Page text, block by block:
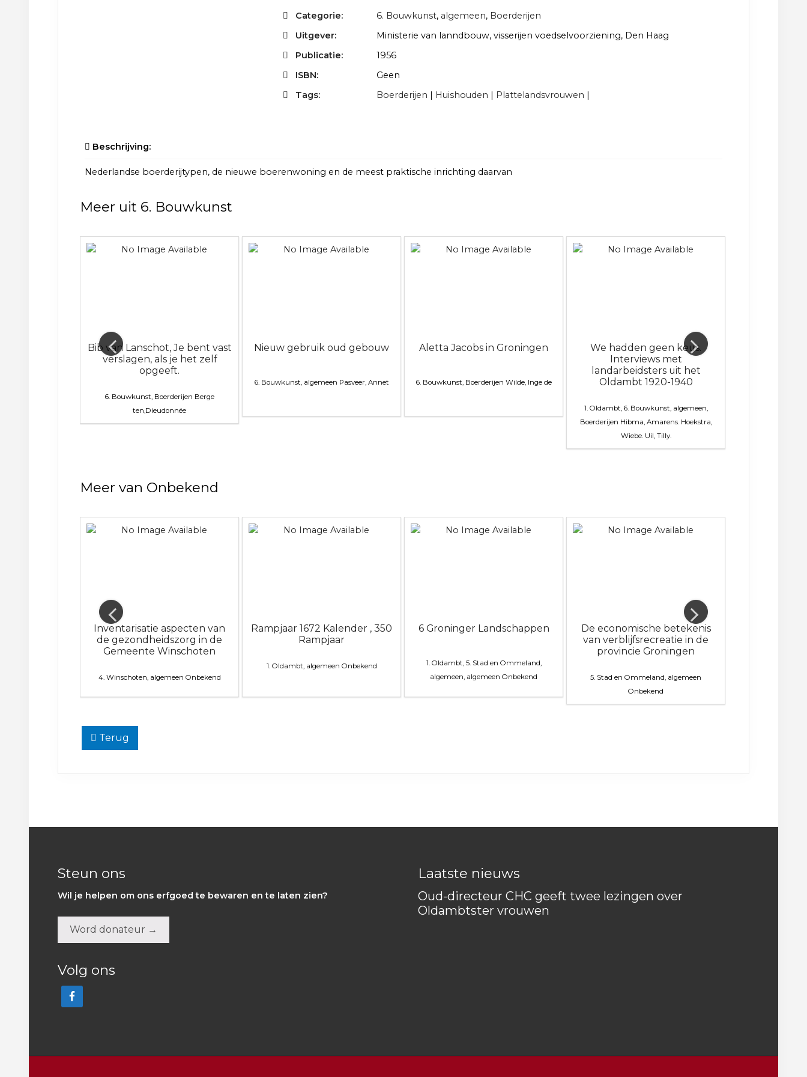
Categorie:
6. Bouwkunst, algemeen, Boerderijen
Uitgever:
Ministerie van lanndbouw, visserijen voedselvoorziening, Den Haag
Publicatie:
1956
ISBN:
Geen
Tags:
Boerderijen Huishouden Plattelandsvrouwen
Beschrijving:
Nederlandse boerderijtypen, de nieuwe boerenwoning en de meest praktische inrichting daarvan
Meer uit 6. Bouwkunst
Bib van Lanschot, Je bent vast
verslagen, als je het zelf
opgeeft.
6. Bouwkunst, Boerderijen Berge
ten,Dieudonnée
Nieuw gebruik oud gebouw
6. Bouwkunst, algemeen Pasveer, Annet
Aletta Jacobs in Groningen
6. Bouwkunst, Boerderijen Wilde, Inge de
We hadden geen keus.
Interviews met
landarbeidsters uit het
Oldambt 1920-1940
1. Oldambt, 6. Bouwkunst, algemeen,
Boerderijen Hibma, Amarens. Hoekstra,
Wiebe. Uil, Tilly.
Meer van Onbekend
Inventarisatie aspecten van
de gezondheidszorg in de
Gemeente Winschoten
4. Winschoten, algemeen Onbekend
Rampjaar 1672 Kalender , 350
Rampjaar
1. Oldambt, algemeen Onbekend
6 Groninger Landschappen
1. Oldambt, 5. Stad en Ommeland,
algemeen, algemeen Onbekend
De economische betekenis
van verblijfsrecreatie in de
provincie Groningen
5. Stad en Ommeland, algemeen
Onbekend
Terug
Steun ons
Wil je helpen om ons erfgoed te bewaren en te laten zien?
Word donateur →
Volg ons
Laatste nieuws
Oud-directeur CHC geeft twee lezingen over
Oldambtster vrouwen